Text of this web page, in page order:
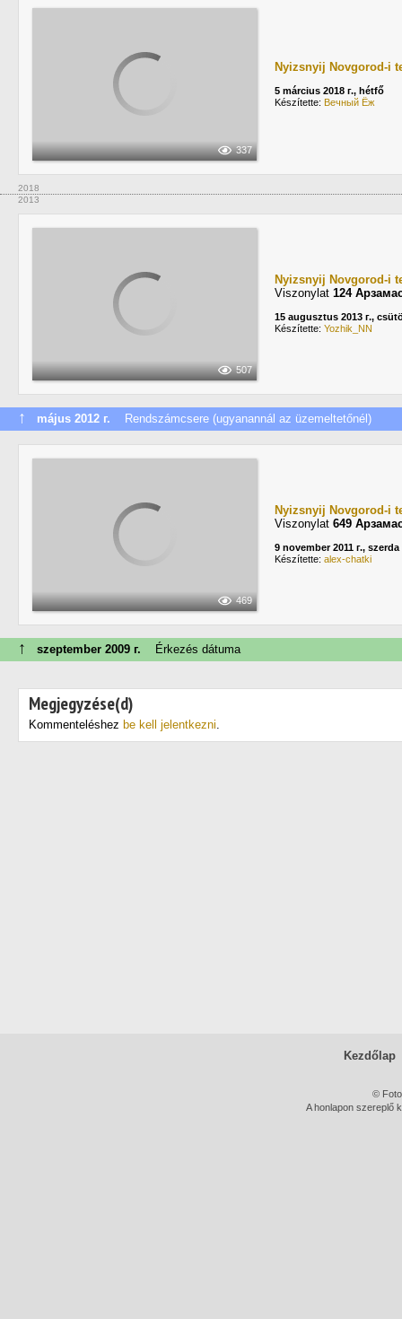
337
Nyizsnyij Novgorod-i
5 március 2018 г., hétfő
Készítette: Вечный Ёж
2018
2013
507
Nyizsnyij Novgorod-i
Viszonylat 124
15 augusztus 2013 г.,
Készítette: Yozhik_NN
↑ május 2012 г. Rendszámcsere (ugyanannál az üzemeltetőnél)
469
Nyizsnyij Novgorod-i
Viszonylat 649
9 november 2011 г., szerda
Készítette: alex-chatki
↑ szeptember 2009 г. Érkezés dátuma
Megjegyzése(d)
Kommenteléshez be kell jelentkezni.
Kezdőlap
©
A honlapon szereplő